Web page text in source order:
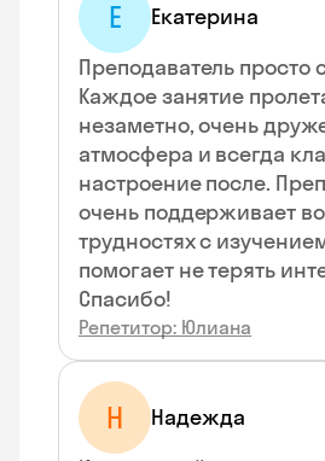
Е Екатерина
Преподаватель просто
Каждое занятие
незаметно, очень
атмосфера и всегда
настроение после.
очень поддерживает
трудностях с
помогает не терять
Спасибо!
Репетитор: Юлиана
Н Надежда